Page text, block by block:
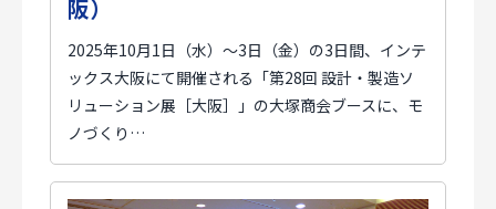
阪）
2025年10月1日（水）～3日（金）の3日間、インテ
ックス大阪にて開催される「第28回 設計・製造ソ
リューション展［大阪］」の大塚商会ブースに、モ
ノづくり…